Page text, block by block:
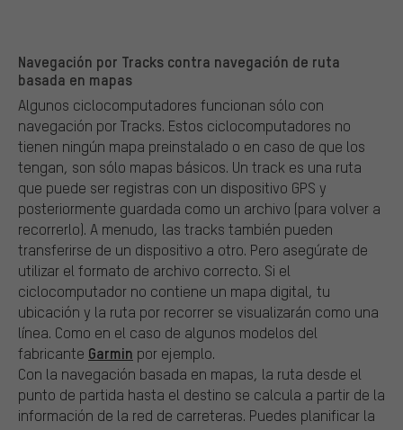
Navegación por Tracks contra navegación de ruta
basada en mapas
Algunos ciclocomputadores funcionan sólo con
navegación por Tracks. Estos ciclocomputadores no
tienen ningún mapa preinstalado o en caso de que los
tengan, son sólo mapas básicos. Un track es una ruta
que puede ser registras con un dispositivo GPS y
posteriormente guardada como un archivo (para volver a
recorrerlo). A menudo, las tracks también pueden
transferirse de un dispositivo a otro. Pero asegúrate de
utilizar el formato de archivo correcto. Si el
ciclocomputador no contiene un mapa digital, tu
ubicación y la ruta por recorrer se visualizarán como una
línea. Como en el caso de algunos modelos del
fabricante Garmin por ejemplo.
Con la navegación basada en mapas, la ruta desde el
punto de partida hasta el destino se calcula a partir de la
información de la red de carreteras. Puedes planificar la